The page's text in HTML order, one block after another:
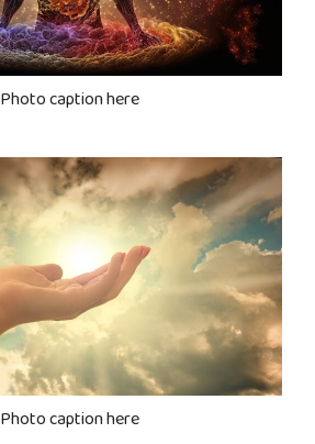
Photo caption here
Photo caption here